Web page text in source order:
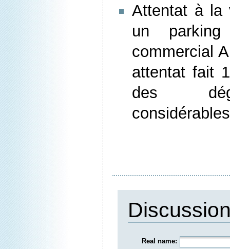
Attentat à la
un
commercial
attentat fait
des
Real name: